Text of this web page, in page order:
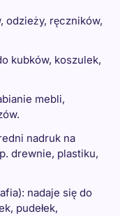
odzieży, ręczników,
kubków, koszulek,
mebli,
nadruk na
drewnie, plastiku,
nadaje się do
pudełek,